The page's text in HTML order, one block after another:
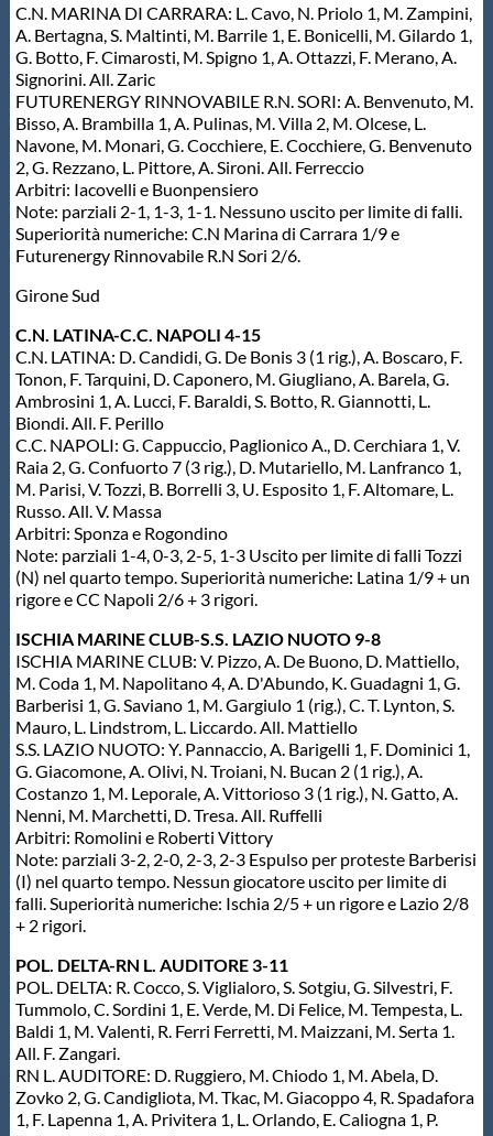
C.N. MARINA DI CARRARA: L. Cavo, N. Priolo 1, M. Zampini,
A. Bertagna, S. Maltinti, M. Barrile 1, E. Bonicelli, M. Gilardo 1,
G. Botto, F. Cimarosti, M. Spigno 1, A. Ottazzi, F. Merano, A.
Signorini. All. Zaric
FUTURENERGY RINNOVABILE R.N. SORI: A. Benvenuto, M.
Bisso, A. Brambilla 1, A. Pulinas, M. Villa 2, M. Olcese, L.
Navone, M. Monari, G. Cocchiere, E. Cocchiere, G. Benvenuto
2, G. Rezzano, L. Pittore, A. Sironi. All. Ferreccio
Arbitri: Iacovelli e Buonpensiero
Note: parziali 2-1, 1-3, 1-1. Nessuno uscito per limite di falli.
Superiorità numeriche: C.N Marina di Carrara 1/9 e
Futurenergy Rinnovabile R.N Sori 2/6.
Girone Sud
C.N. LATINA-C.C. NAPOLI 4-15
C.N. LATINA: D. Candidi, G. De Bonis 3 (1 rig.), A. Boscaro, F.
Tonon, F. Tarquini, D. Caponero, M. Giugliano, A. Barela, G.
Ambrosini 1, A. Lucci, F. Baraldi, S. Botto, R. Giannotti, L.
Biondi. All. F. Perillo
C.C. NAPOLI: G. Cappuccio, Paglionico A., D. Cerchiara 1, V.
Raia 2, G. Confuorto 7 (3 rig.), D. Mutariello, M. Lanfranco 1,
M. Parisi, V. Tozzi, B. Borrelli 3, U. Esposito 1, F. Altomare, L.
Russo. All. V. Massa
Arbitri: Sponza e Rogondino
Note: parziali 1-4, 0-3, 2-5, 1-3 Uscito per limite di falli Tozzi
(N) nel quarto tempo. Superiorità numeriche: Latina 1/9 + un
rigore e CC Napoli 2/6 + 3 rigori.
ISCHIA MARINE CLUB-S.S. LAZIO NUOTO 9-8
ISCHIA MARINE CLUB: V. Pizzo, A. De Buono, D. Mattiello,
M. Coda 1, M. Napolitano 4, A. D'Abundo, K. Guadagni 1, G.
Barberisi 1, G. Saviano 1, M. Gargiulo 1 (rig.), C. T. Lynton, S.
Mauro, L. Lindstrom, L. Liccardo. All. Mattiello
S.S. LAZIO NUOTO: Y. Pannaccio, A. Barigelli 1, F. Dominici 1,
G. Giacomone, A. Olivi, N. Troiani, N. Bucan 2 (1 rig.), A.
Costanzo 1, M. Leporale, A. Vittorioso 3 (1 rig.), N. Gatto, A.
Nenni, M. Marchetti, D. Tresa. All. Ruffelli
Arbitri: Romolini e Roberti Vittory
Note: parziali 3-2, 2-0, 2-3, 2-3 Espulso per proteste Barberisi
(I) nel quarto tempo. Nessun giocatore uscito per limite di
falli. Superiorità numeriche: Ischia 2/5 + un rigore e Lazio 2/8
+ 2 rigori.
POL. DELTA-RN L. AUDITORE 3-11
POL. DELTA: R. Cocco, S. Viglialoro, S. Sotgiu, G. Silvestri, F.
Tummolo, C. Sordini 1, E. Verde, M. Di Felice, M. Tempesta, L.
Baldi 1, M. Valenti, R. Ferri Ferretti, M. Maizzani, M. Serta 1.
All. F. Zangari.
RN L. AUDITORE: D. Ruggiero, M. Chiodo 1, M. Abela, D.
Zovko 2, G. Candigliota, M. Tkac, M. Giacoppo 4, R. Spadafora
1, F. Lapenna 1, A. Privitera 1, L. Orlando, E. Caliogna 1, P.